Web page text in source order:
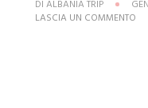
DI ALBANIA TRIP
LASCIA UN COMMENTO